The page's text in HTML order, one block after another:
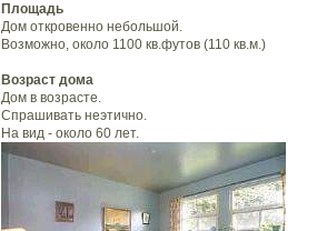
Площадь
Дом откровенно небольшой.
Возможно, около 1100 кв.футов (110 кв.м.)
Возраст дома
Дом в возрасте.
Спрашивать неэтично.
На вид - около 60 лет.